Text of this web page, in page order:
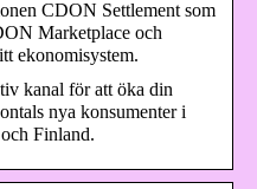
CDON Settlement som
Marketplace och
ekonomisystem.
kanal för att öka din
nya konsumenter i
Finland.